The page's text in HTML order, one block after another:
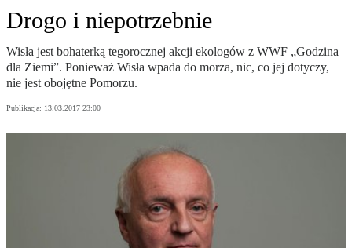
Drogo i niepotrzebnie
Wisła jest bohaterką tegorocznej akcji ekologów z WWF „Godzina
dla Ziemi”. Ponieważ Wisła wpada do morza, nic, co jej dotyczy,
nie jest obojętne Pomorzu.
Publikacja: 13.03.2017 23:00